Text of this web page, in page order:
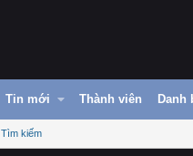
Tin mới Thành viên Danh
Tìm kiếm